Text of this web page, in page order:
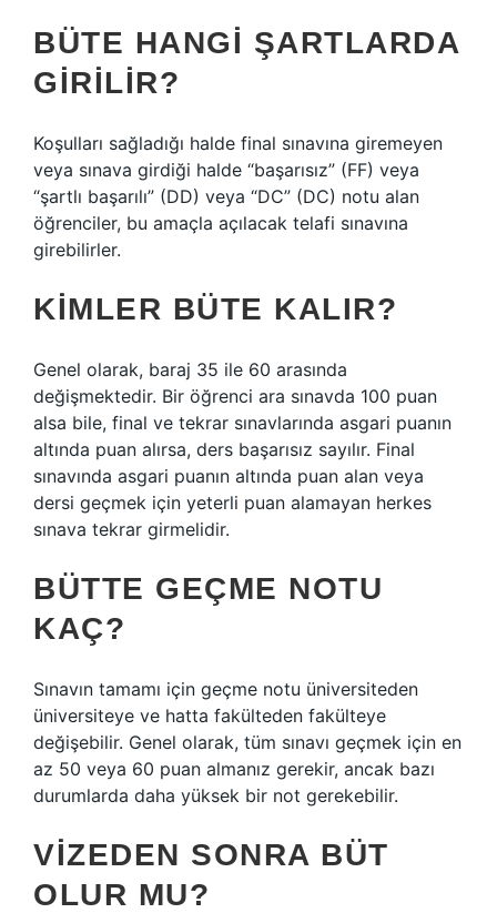
BÜTE HANGI ŞARTLARDA
GIRILIR?
Koşulları sağladığı halde final sınavına giremeyen
veya sınava girdiği halde “başarısız” (FF) veya
“şartlı başarılı” (DD) veya “DC” (DC) notu alan
öğrenciler, bu amaçla açılacak telafi sınavına
girebilirler.
KIMLER BÜTE KALIR?
Genel olarak, baraj 35 ile 60 arasında
değişmektedir. Bir öğrenci ara sınavda 100 puan
alsa bile, final ve tekrar sınavlarında asgari puanın
altında puan alırsa, ders başarısız sayılır. Final
sınavında asgari puanın altında puan alan veya
dersi geçmek için yeterli puan alamayan herkes
sınava tekrar girmelidir.
BÜTTE GEÇME NOTU
KAÇ?
Sınavın tamamı için geçme notu üniversiteden
üniversiteye ve hatta fakülteden fakülteye
değişebilir. Genel olarak, tüm sınavı geçmek için en
az 50 veya 60 puan almanız gerekir, ancak bazı
durumlarda daha yüksek bir not gerekebilir.
VIZEDEN SONRA BÜT
OLUR MU?